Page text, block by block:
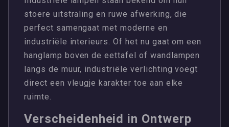
stoere uitstraling en ruwe afwerking, die
perfect samengaat met moderne en
industriële interieurs. Of het nu gaat om een
hanglamp boven de eettafel of wandlampen
langs de muur, industriële verlichting voegt
direct een vleugje karakter toe aan elke
ruimte.
Verscheidenheid in Ontwerp